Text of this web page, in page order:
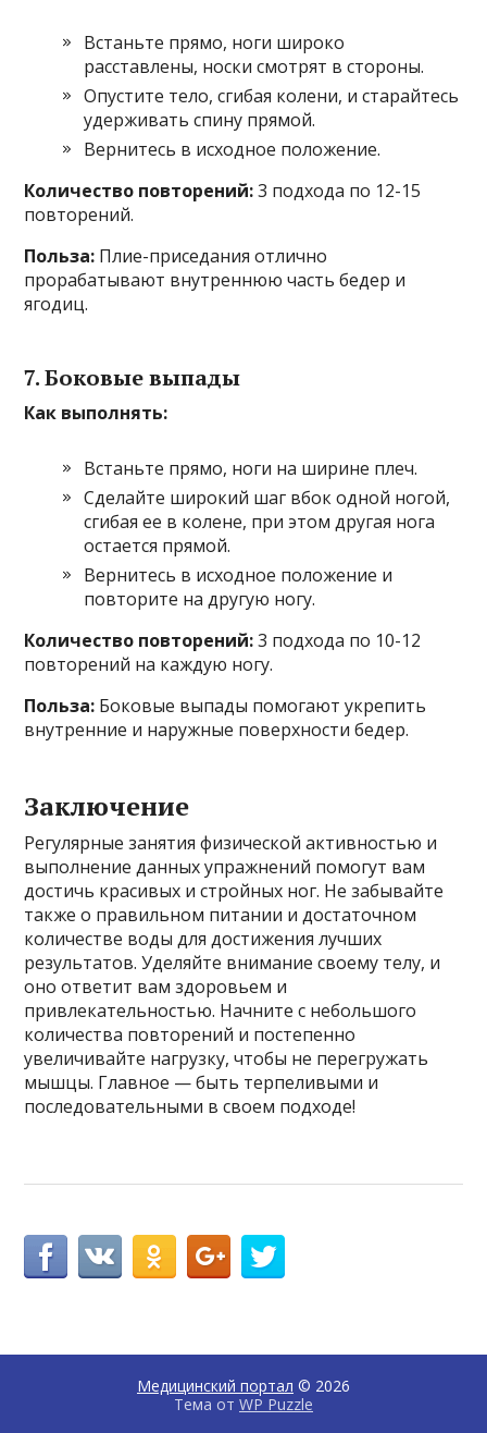
Встаньте прямо, ноги широко
расставлены, носки смотрят в стороны.
Опустите тело, сгибая колени, и старайтесь
удерживать спину прямой.
Вернитесь в исходное положение.
Количество повторений:3 подхода по 12-15
повторений.
Польза: Плие-приседания отлично
прорабатывают внутреннюю часть бедер и
ягодиц.
7. Боковые выпады
Как выполнять:
Встаньте прямо, ноги на ширине плеч.
Сделайте широкий шаг вбок одной ногой,
сгибая ее в колене, при этом другая нога
остается прямой.
Вернитесь в исходное положение и
повторите на другую ногу.
Количество повторений:3 подхода по 10-12
повторений на каждую ногу.
Польза: Боковые выпады помогают укрепить
внутренние и наружные поверхности бедер.
Заключение
Регулярные занятия физической активностью и
выполнение данных упражнений помогут вам
достичь красивых и стройных ног. Не забывайте
также о правильном питании и достаточном
количестве воды для достижения лучших
результатов. Уделяйте внимание своему телу, и
оно ответит вам здоровьем и
привлекательностью. Начните с небольшого
количества повторений и постепенно
увеличивайте нагрузку, чтобы не перегружать
мышцы. Главное — быть терпеливыми и
последовательными в своем подходе!
Медицинский портал © 2026
Тема от WP Puzzle